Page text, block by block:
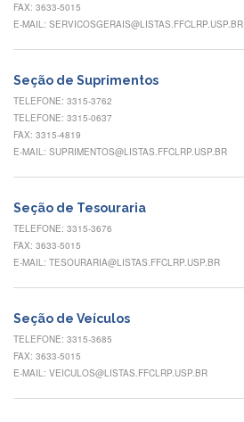
Notícias
Eventos
Contato
INCLUSÃO
Apresentação
Regimento
Portarias
e
Eventos
de
Inclusão
Pertencimento
FAX: 3633-5015
E-MAIL: SERVICOSGERAIS@LISTAS.FFCLRP.USP.BR
Seção de Suprimentos
TELEFONE: 3315-3762
TELEFONE: 3315-0637
FAX: 3315-4819
E-MAIL: SUPRIMENTOS@LISTAS.FFCLRP.USP.BR
Seção de Tesouraria
TELEFONE: 3315-3676
FAX: 3633-5015
E-MAIL: TESOURARIA@LISTAS.FFCLRP.USP.BR
Seção de Veículos
TELEFONE: 3315-3685
FAX: 3633-5015
E-MAIL: VEICULOS@LISTAS.FFCLRP.USP.BR